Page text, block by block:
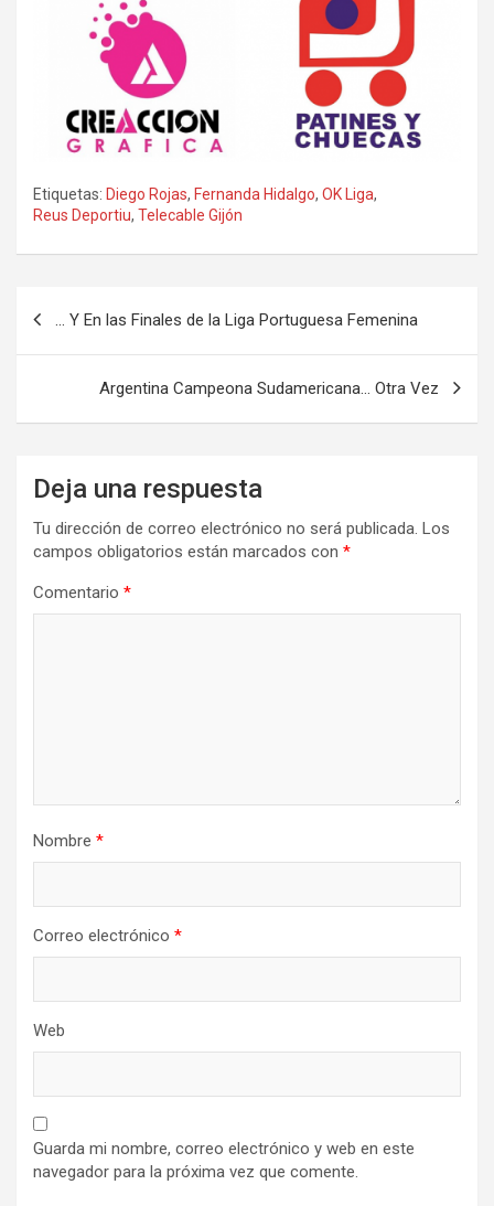
Etiquetas: Diego Rojas, Fernanda Hidalgo, OK Liga,
Reus Deportiu, Telecable Gijón
… Y En las Finales de la Liga Portuguesa Femenina
Argentina Campeona Sudamericana… Otra Vez
Deja una respuesta
Tu dirección de correo electrónico no será publicada. Los
campos obligatorios están marcados con *
Comentario *
Nombre *
Correo electrónico *
Web
Guarda mi nombre, correo electrónico y web en este
navegador para la próxima vez que comente.